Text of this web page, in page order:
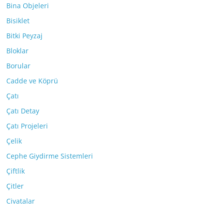
Bina Objeleri
Bisiklet
Bitki Peyzaj
Bloklar
Borular
Cadde ve Köprü
Çatı
Çatı Detay
Çatı Projeleri
Çelik
Cephe Giydirme Sistemleri
Çiftlik
Çitler
Civatalar